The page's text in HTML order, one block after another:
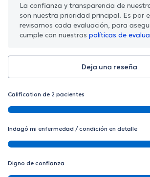
La confianza y transparencia de
son nuestra prioridad principal. Es por
revisamos cada evaluación, para
cumple con nuestras políticas de
Deja una reseña
Calification de 2 pacientes
Indagó mi enfermedad / condición en detalle
Digno de confianza